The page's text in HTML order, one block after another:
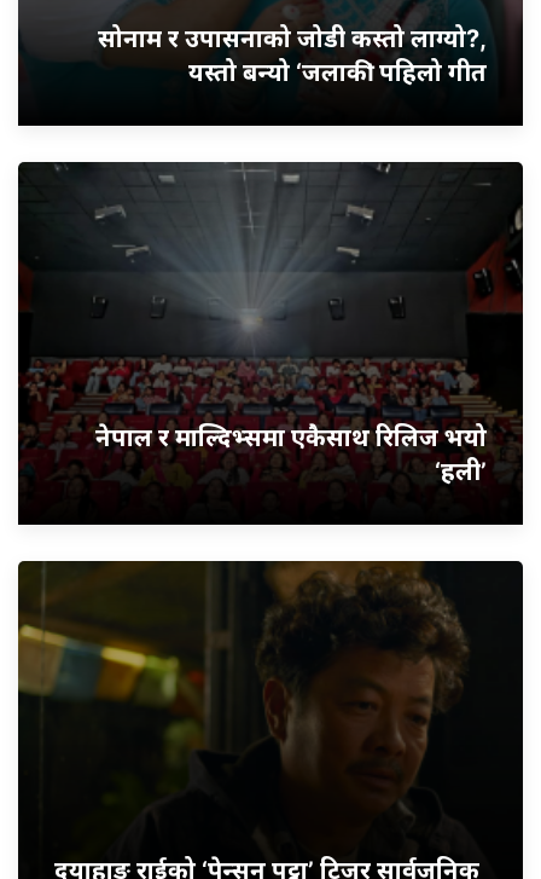
सोनाम र उपासनाको जोडी कस्तो लाग्यो?,
यस्तो बन्यो ‘जलाकी’ पहिलो गीत
नेपाल र माल्दिभ्समा एकैसाथ रिलिज भयो
‘हली’
दयाहाङ राईको ‘पेन्सन पट्टा’ टिजर सार्वजनिक